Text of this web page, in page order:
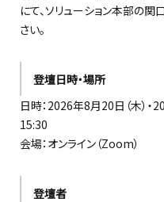
にて、ソリューション本部の関
さい。
登壇日時・場所
日時：2026年8月20日（木）
15:30
会場：オンライン（Zoom）
登壇者